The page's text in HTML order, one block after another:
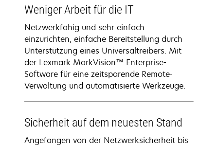
Weniger Arbeit für die IT
Netzwerkfähig und sehr einfach
einzurichten, einfache Bereitstellung durch
Unterstützung eines Universaltreibers. Mit
der Lexmark MarkVision™ Enterprise-
Software für eine zeitsparende Remote-
Verwaltung und automatisierte Werkzeuge.
Sicherheit auf dem neuesten Stand
Angefangen von der Netzwerksicherheit bis